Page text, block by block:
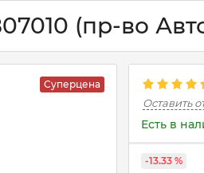
(пр-во
Суперцена
Оставить
Есть в
-13.33 %